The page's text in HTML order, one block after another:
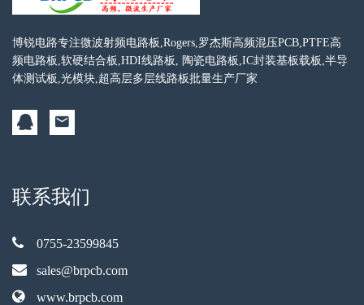
博锐电路专注微波射频电路板,Rogers,罗杰斯高频混压PCB,PTFE高
频电路板,软硬结合板,HDI线路板, 陶瓷电路板,IC封装基板载板,半导
体测试板,光模块,超高层多层线路板批量生产厂家
联系我们
0755-23599845
sales@brpcb.com
www.brpcb.com